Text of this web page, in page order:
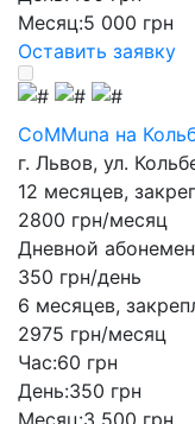
Месяц:5 000 грн
Оставить заявку
CoMMuna на
г. Львов, ул.
12 месяцев,
2800 грн/месяц
Дневной
350 грн/день
6 месяцев,
2975 грн/месяц
Час:60 грн
День:350 грн